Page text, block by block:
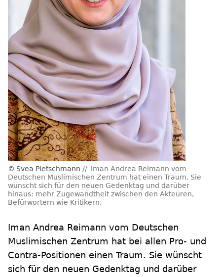
Svea Pietschmann
Iman Andrea Reimann vom
Deutschen Muslimischen Zentrum hat einen Traum. Sie
wünscht sich für den neuen Gedenktag und darüber
hinaus: mehr Zugewandtheit zwischen den Akteuren,
Befürwortern wie Kritikern.
Iman Andrea Reimann vom Deutschen
Muslimischen Zentrum hat bei allen Pro- und
Contra-Positionen einen Traum. Sie wünscht
sich für den neuen Gedenktag und darüber